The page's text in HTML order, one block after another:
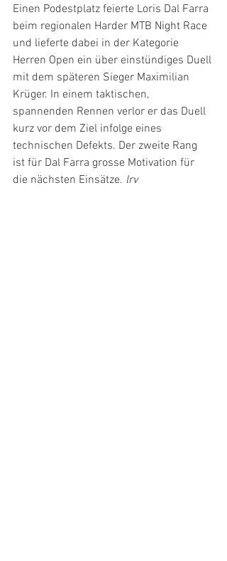
Einen Podestplatz feierte Loris Dal Farra
beim regionalen Harder MTB Night Race
und lieferte dabei in der Kategorie
Herren Open ein über einstündiges Duell
mit dem späteren Sieger Maximilian
Krüger. In einem taktischen,
spannenden Rennen verlor er das Duell
kurz vor dem Ziel infolge eines
technischen Defekts. Der zweite Rang
ist für Dal Farra grosse Motivation für
die nächsten Einsätze. lrv